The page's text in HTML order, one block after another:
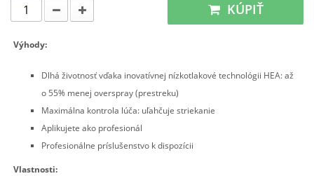
KÚPIŤ
Výhody:
Dlhá životnosť vďaka inovatívnej nízkotlakové technológii HEA: až
o 55% menej overspray (prestreku)
Maximálna kontrola lúča: uľahčuje striekanie
Aplikujete ako profesionál
Profesionálne príslušenstvo k dispozícii
Vlastnosti: